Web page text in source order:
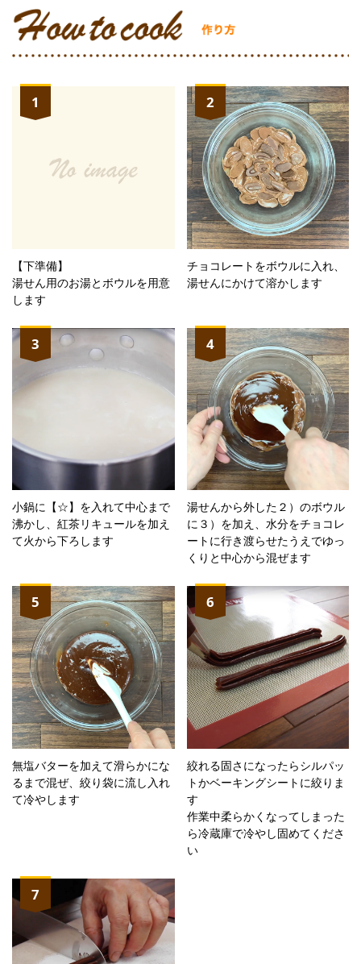
1
【下準備】
湯せん用のお湯とボウルを用意
します
2
チョコレートをボウルに入れ、
湯せんにかけて溶かします
3
小鍋に【☆】を入れて中心まで
沸かし、紅茶リキュールを加え
て火から下ろします
4
湯せんから外した２）のボウル
に３）を加え、水分をチョコレ
ートに行き渡らせたうえでゆっ
くりと中心から混ぜます
5
無塩バターを加えて滑らかにな
るまで混ぜ、絞り袋に流し入れ
て冷やします
6
絞れる固さになったらシルパッ
トかベーキングシートに絞りま
す
作業中柔らかくなってしまった
ら冷蔵庫で冷やし固めてくださ
い
7